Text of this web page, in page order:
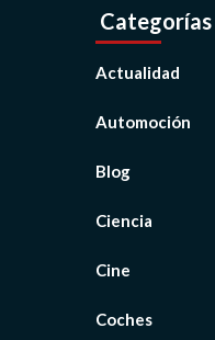
Categorías
Actualidad
Automoción
Blog
Ciencia
Cine
Coches